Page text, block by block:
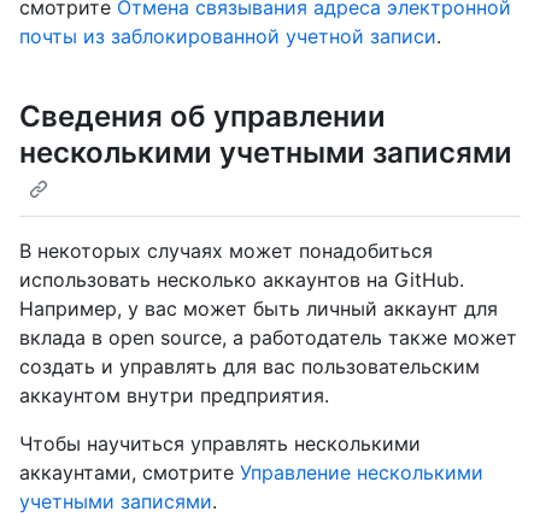
смотрите Отмена связывания адреса электронной
почты из заблокированной учетной записи.
Сведения об управлении
несколькими учетными записями
В некоторых случаях может понадобиться
использовать несколько аккаунтов на GitHub.
Например, у вас может быть личный аккаунт для
вклада в open source, а работодатель также может
создать и управлять для вас пользовательским
аккаунтом внутри предприятия.
Чтобы научиться управлять несколькими
аккаунтами, смотрите Управление несколькими
учетными записями.